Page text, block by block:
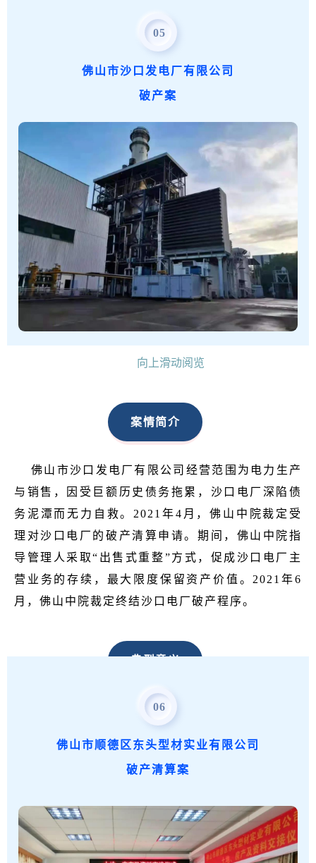
典型意义
该系列案通过重整程序，优化利用土地资源
2888.8亩，化解债务达150余亿元。重整投资人在
后续经营中，结合佛山市三水区产业特点，引入养
老、医疗等优质资源，为当地乡村振兴注入活力。
该系列案中，法院通过实质合并重整，充分保障债
权人整体公平受偿，推动跨境企业依法重整再生，
优化粤港澳大湾区法治化营商环境。
05
佛山市沙口发电厂有限公司
破产案
向上滑动阅览
案情简介
佛山市沙口发电厂有限公司经营范围为电力生产
与销售，因受巨额历史债务拖累，沙口电厂深陷债
务泥潭而无力自救。2021年4月，佛山中院裁定受
理对沙口电厂的破产清算申请。期间，佛山中院指
导管理人采取“出售式重整”方式，促成沙口电厂主
营业务的存续，最大限度保留资产价值。2021年6
月，佛山中院裁定终结沙口电厂破产程序。
首次通过“出售式重整”方式处理
时，运用快速审理机制，优化破产程序流程，大大
缩短回收时间，提升回收率，对提升“办理破产”指
06
佛山市顺德区东头型材实业有限公司
破产清算案